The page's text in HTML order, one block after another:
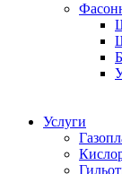
Услуги